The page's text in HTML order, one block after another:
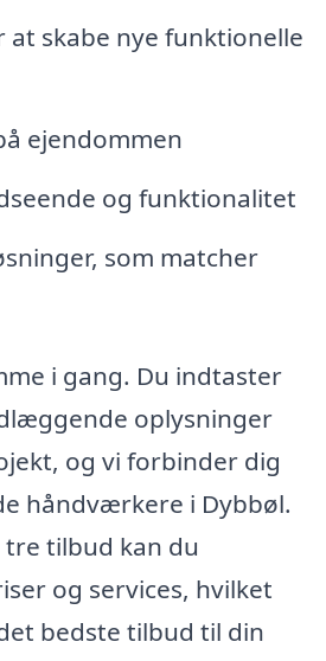
at skabe nye funktionelle
ejendommen
og funktionalitet
som matcher
i gang. Du indtaster
oplysninger
og vi forbinder dig
håndværkere i Dybbøl.
tilbud kan du
og services, hvilket
bedste tilbud til din